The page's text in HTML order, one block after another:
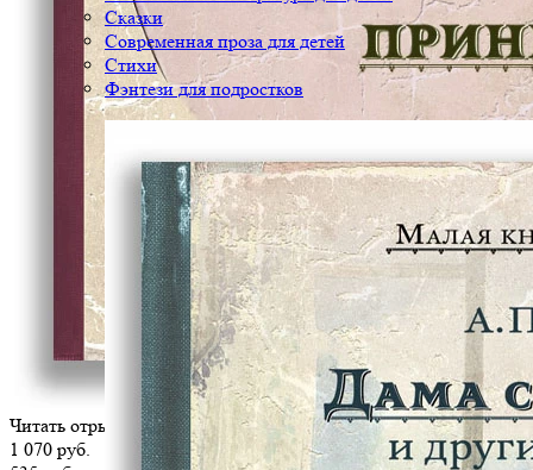
Сказки
Современная проза для детей
Стихи
Фэнтези для подростков
Читать отрывок
1 070 руб.